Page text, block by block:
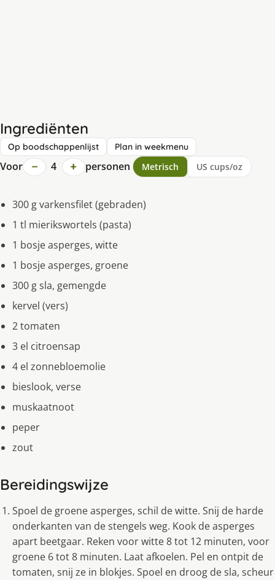
Ingrediënten
Op boodschappenlijst Plan in weekmenu
Voor − 4 + personen Metrisch US cups/oz
300 g varkensfilet (gebraden)
1 tl mierikswortels (pasta)
1 bosje asperges, witte
1 bosje asperges, groene
300 g sla, gemengde
kervel (vers)
2 tomaten
3 el citroensap
4 el zonnebloemolie
bieslook, verse
muskaatnoot
peper
zout
Bereidingswijze
Spoel de groene asperges, schil de witte. Snij de harde
onderkanten van de stengels weg. Kook de asperges
apart beetgaar. Reken voor witte 8 tot 12 minuten, voor
groene 6 tot 8 minuten. Laat afkoelen. Pel en ontpit de
tomaten, snij ze in blokjes. Spoel en droog de sla, scheur